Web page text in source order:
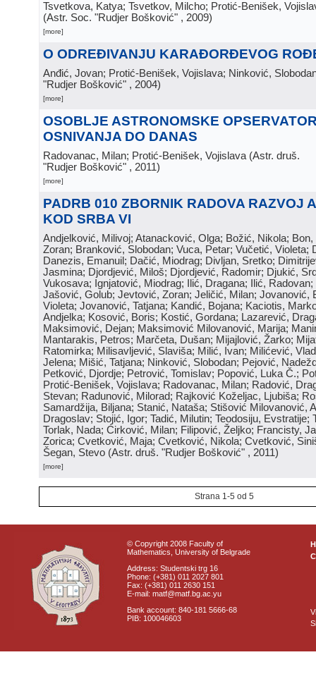
Tsvetkova, Katya; Tsvetkov, Milcho; Protić-Benišek,
(Astr. Soc. "Rudjer Bošković" , 2009)
[more]
O ODREĐIVANJU KARAĐORĐEVOG
Anđić, Jovan; Protić-Benišek, Vojislava; Ninković,
"Rudjer Bošković" , 2004)
[more]
OSOBLJE ASTRONOMSKE
OSNIVANJA DO DANAS
Radovanac, Milan; Protić-Benišek, Vojislava (Astr. druš.
"Rudjer Bošković" , 2011)
[more]
PADRB 010 ZBORNIK RADOVA RAZVOJ
KOD SRBA VI
Andjelković, Milivoj; Atanacković, Olga; Božić, Nikola;
Zoran; Branković, Slobodan; Vuca, Petar; Vučetić, Violeta;
Danezis, Emanuil; Dačić, Miodrag; Divljan, Sretko;
Jasmina; Djordjević, Miloš; Djordjević, Radomir; Djukić,
Vukosava; Ignjatović, Miodrag; Ilić, Dragana; Ilić,
Jašović, Golub; Jevtović, Zoran; Jeličić, Milan; Jovanović,
Violeta; Jovanović, Tatjana; Kandić, Bojana; Kaciotis,
Andjelka; Kosović, Boris; Kostić, Gordana; Lazarević,
Maksimović, Dejan; Maksimović Milovanović, Marija;
Mantarakis, Petros; Marčeta, Dušan; Mijajlović, Žarko;
Ratomirka; Milisavljević, Slaviša; Milić, Ivan; Milićević,
Jelena; Mišić, Tatjana; Ninković, Slobodan; Pejović,
Petković, Djordje; Petrović, Tomislav; Popović, Luka Č.;
Protić-Benišek, Vojislava; Radovanac, Milan; Radović,
Stevan; Radunović, Milorad; Rajković Koželjac, Ljubiša;
Samardžija, Biljana; Stanić, Nataša; Stišović Milovanović,
Dragoslav; Stojić, Igor; Tadić, Milutin; Teodosiju, Evstratije;
Torlak, Nada; Ćirković, Milan; Filipović, Željko; Francisty,
Zorica; Cvetković, Maja; Cvetković, Nikola; Cvetković,
Šegan, Stevo (Astr. druš. "Rudjer Bošković" , 2011)
[more]
Strana 1-5 od 5
© Copyright 2008 Faculty of
Mathematics, University of Belgrade
Address: Studentski trg 16
Phone: (+381) 011 2027 801
Fax: (+381) 011 2630 151
E-mail: matf@matf.bg.ac.yu
Bank account: 840-181 5666-68
PIB: 100046603